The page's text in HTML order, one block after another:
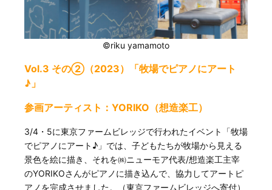
©riku yamamoto
Vol.3 その②（2023）「牧場でピアノにアート
♪」
参画アーティスト：YORIKO（想造楽工）
3/4・5に東京ファームビレッジで行われたイベント「牧場
でピアノにアート♪」では、子どもたちが牧場から見える
景色を絵に描き、それを㈱ニューモア代表/想造楽工主宰
のYORIKOさんがピアノに描き込んで、協力してアートピ
アノを完成させました。（東京ファームビレッジへ寄付）